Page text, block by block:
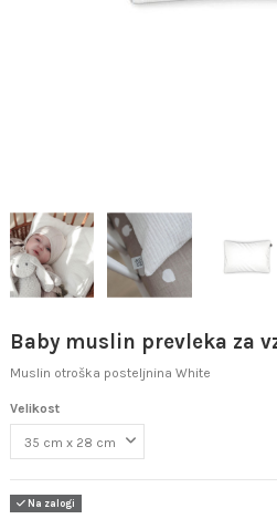
Baby muslin prevleka za
Muslin otroška posteljnina White
Velikost
Na zalogi